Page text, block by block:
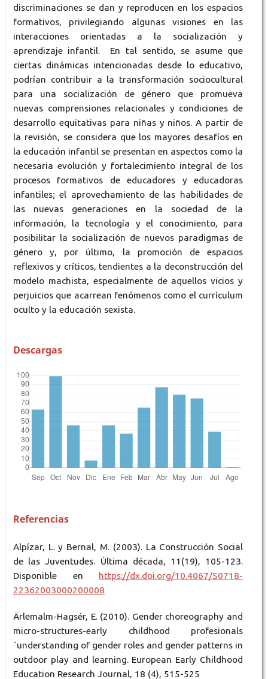
discriminaciones se dan y reproducen en los espacios
formativos, privilegiando algunas visiones en las
interacciones orientadas a la socialización y
aprendizaje infantil. En tal sentido, se asume que
ciertas dinámicas intencionadas desde lo educativo,
podrían contribuir a la transformación sociocultural
para una socialización de género que promueva
nuevas comprensiones relacionales y condiciones de
desarrollo equitativas para niñas y niños. A partir de
la revisión, se considera que los mayores desafíos en
la educación infantil se presentan en aspectos como la
necesaria evolución y fortalecimiento integral de los
procesos formativos de educadores y educadoras
infantiles; el aprovechamiento de las habilidades de
las nuevas generaciones en la sociedad de la
información, la tecnología y el conocimiento, para
posibilitar la socialización de nuevos paradigmas de
género y, por último, la promoción de espacios
reflexivos y críticos, tendientes a la deconstrucción del
modelo machista, especialmente de aquellos vicios y
perjuicios que acarrean fenómenos como el currículum
oculto y la educación sexista.
Descargas
Referencias
Alpízar, L. y Bernal, M. (2003). La Construcción Social
de las Juventudes. Última década, 11(19), 105-123.
Disponible en https://dx.doi.org/10.4067/S0718-
22362003000200008
Ärlemalm-Hagsér, E. (2010). Gender choreography and
micro-structures-early childhood profesionals
´understanding of gender roles and gender patterns in
outdoor play and learning. European Early Childhood
Education Research Journal, 18 (4), 515-525